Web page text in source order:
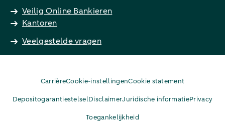
Veilig Online Bankieren
Kantoren
Veelgestelde vragen
CarrièreCookie-instellingenCookie statement
DepositogarantiestelselDisclaimerJuridische informatiePrivacy
Toegankelijkheid